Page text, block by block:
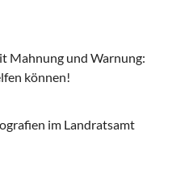
Mahnung und Warnung:
können!
im Landratsamt